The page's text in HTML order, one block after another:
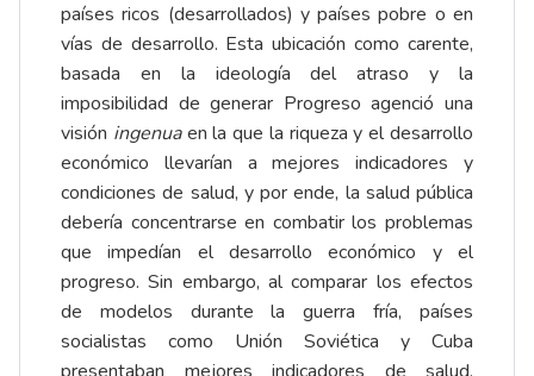
países ricos (desarrollados) y países pobre o en
vías de desarrollo. Esta ubicación como carente,
basada en la ideología del atraso y la
imposibilidad de generar Progreso agenció una
visión ingenuaen la que la riqueza y el desarrollo
económico llevarían a mejores indicadores y
condiciones de salud, y por ende, la salud pública
debería concentrarse en combatir los problemas
que impedían el desarrollo económico y el
progreso. Sin embargo, al comparar los efectos
de modelos durante la guerra fría, países
socialistas como Unión Soviética y Cuba